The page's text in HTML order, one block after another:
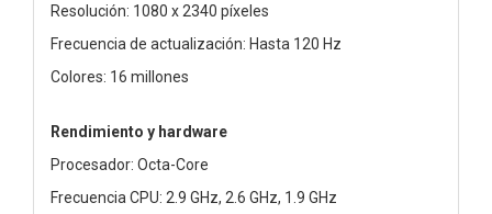
Resolución: 1080 x 2340 píxeles
Frecuencia de actualización: Hasta 120 Hz
Colores: 16 millones
Rendimiento y hardware
Procesador: Octa-Core
Frecuencia CPU: 2.9 GHz, 2.6 GHz, 1.9 GHz